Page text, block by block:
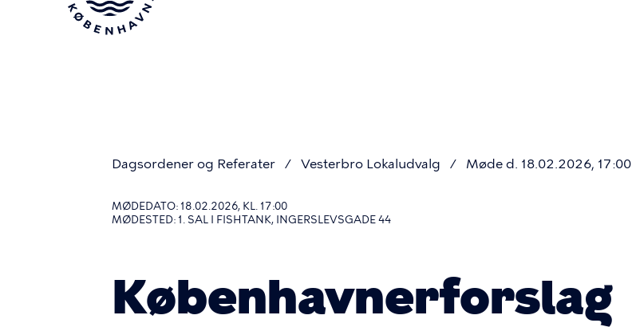
Dagsordener og Referater Vesterbro Lokaludvalg Møde d. 18.02.2026, 17:00
MØDEDATO: 18.02.2026, KL. 17:00
MØDESTED: 1. SAL I FISHTANK, INGERSLEVSGADE 44
Københavnerforslag